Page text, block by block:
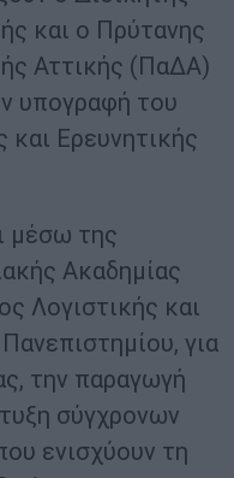
και ο Πρύτανης
Αττικής (ΠαΔΑ)
υπογραφή του
και Ερευνητικής
μέσω της
Ακαδημίας
Λογιστικής και
για
την παραγωγή
σύγχρονων
ενισχύουν τη